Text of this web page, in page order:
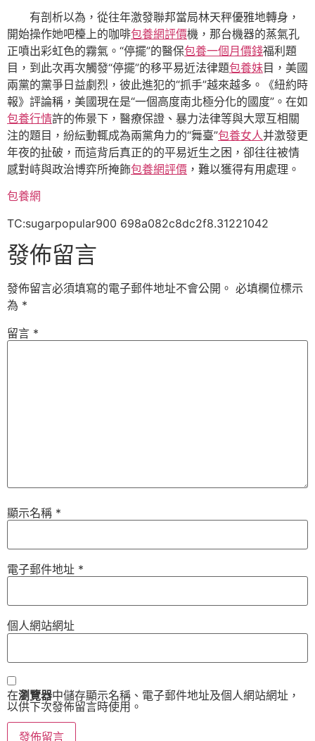
有剖析以為，從往年激發聯邦當局林天秤優雅地轉身，
開始操作她吧檯上的咖啡包養網評價機，那台機器的蒸氣孔
正噴出彩虹色的霧氣。“停擺”的醫保包養一個月價錢福利題
目，到此次再次觸發“停擺”的移平易近法律題包養妹目，美國
兩黨的黨爭日益劇烈，彼此進犯的“抓手”越來越多。《紐約時
報》評論稱，美國現在是“一個高度南北極分化的國度”。在如
包養行情許的佈景下，醫療保證、暴力法律等與大眾互相關
注的題目，紛紜動輒成為兩黨角力的“舞臺”包養女人并激發更
年夜的扯破，而這背后真正的的平易近生之困，卻往往被情
感對峙與政治博弈所掩飾包養網評價 ，難以獲得有用處理。
包養網
TC:sugarpopular900 698a082c8dc2f8.31221042
發佈留言
發佈留言必須填寫的電子郵件地址不會公開。 必填欄位標示
為 *
留言 *
顯示名稱 *
電子郵件地址 *
個人網站網址
在瀏覽器中儲存顯示名稱、電子郵件地址及個人網站網址，
以供下次發佈留言時使用。